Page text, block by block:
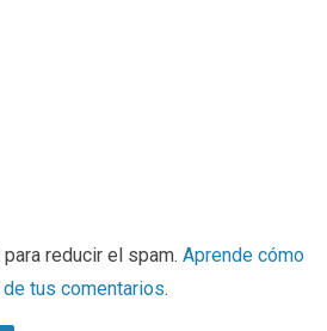
reducir el spam. Aprende cómo
tus comentarios.